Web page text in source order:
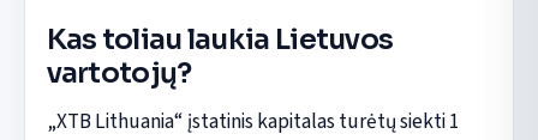
Kas toliau laukia Lietuvos
vartotojų?
„XTB Lithuania“ įstatinis kapitalas turėtų siekti 1